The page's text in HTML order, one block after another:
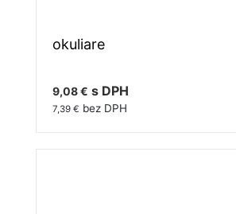
okuliare
9,08 € s DPH
7,39 € bez DPH